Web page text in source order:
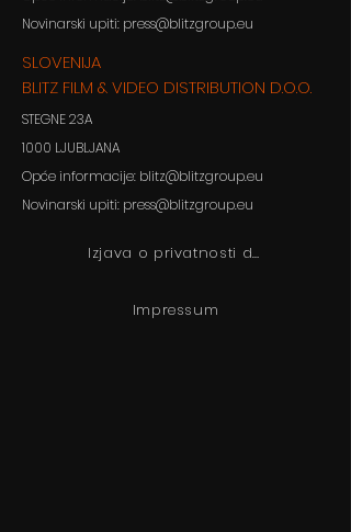
Novinarski upiti: press@blitzgroup.eu
SLOVENIJA
BLITZ FILM & VIDEO DISTRIBUTION D.O.O.
STEGNE 23A
1000 LJUBLJANA
Opće informacije: blitz@blitzgroup.eu
Novinarski upiti: press@blitzgroup.eu
Izjava o privatnosti društva BLITZ d.o.o.
Impressum